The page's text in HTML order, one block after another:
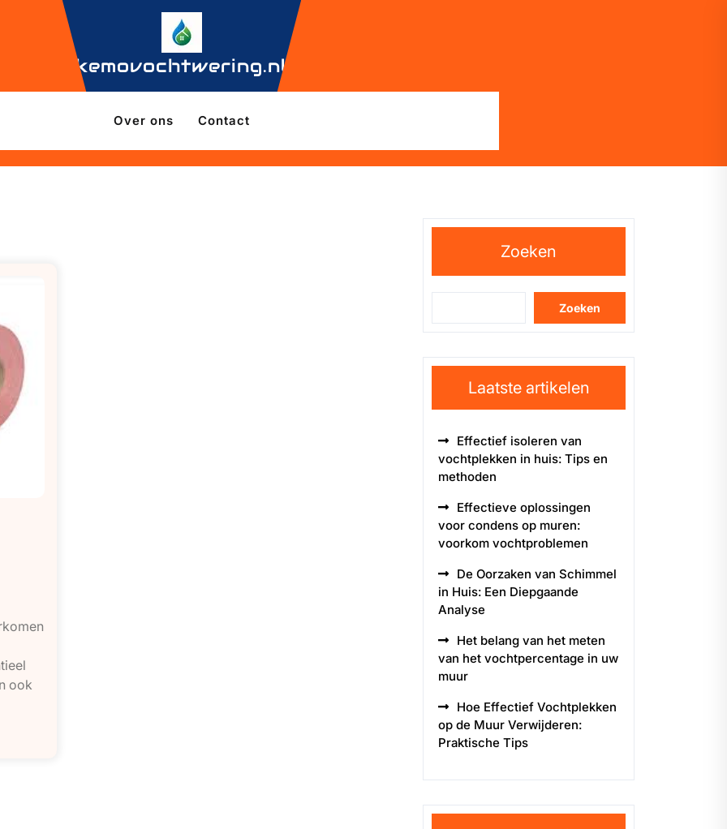
kemovochtwering.nl
Over ons Contact
ook
Zoeken
Zoeken
Laatste artikelen
Effectief isoleren van
vochtplekken in huis: Tips en
methoden
Effectieve oplossingen
voor condens op muren:
voorkom vochtproblemen
De Oorzaken van Schimmel
in Huis: Een Diepgaande
Analyse
Het belang van het meten
van het vochtpercentage in uw
muur
Hoe Effectief Vochtplekken
op de Muur Verwijderen:
Praktische Tips